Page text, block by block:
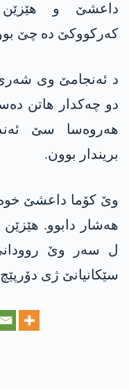
داعشێ و هێزێن
کەرکووکێ دە چێ
د ئەنجامێ وی
دو چەکدار هاتن
هەروەسا سێ
بریندار بوون.
وێ کۆما داعشێ
هەشار دابوو.
ل سەر وێ
سێکانیانێ ژی